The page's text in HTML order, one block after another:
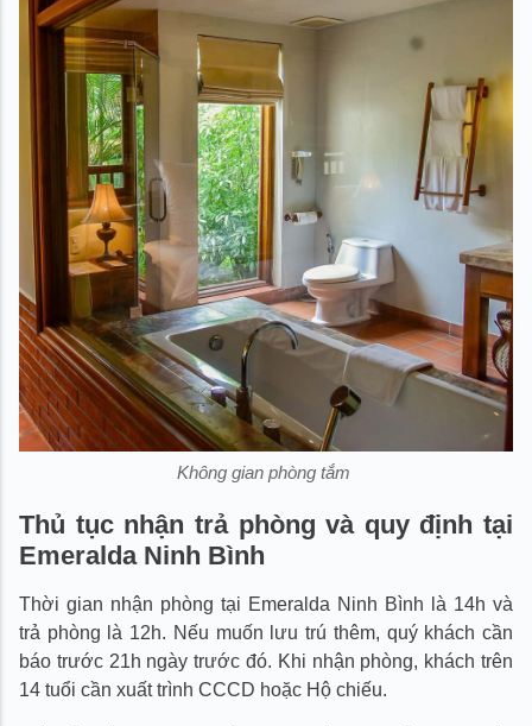
Không gian phòng tắm
Thủ tục nhận trả phòng và quy định tại
Emeralda Ninh Bình
Thời gian nhận phòng tại Emeralda Ninh Bình là 14h và
trả phòng là 12h. Nếu muốn lưu trú thêm, quý khách cần
báo trước 21h ngày trước đó. Khi nhận phòng, khách trên
14 tuổi cần xuất trình CCCD hoặc Hộ chiếu.